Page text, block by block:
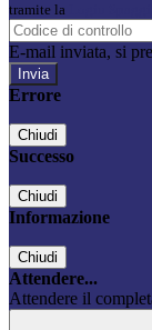
tramite la
E-mail inviata, si
Errore
Chiudi
Successo
Chiudi
Informazione
Chiudi
Attendere...
Attendere il